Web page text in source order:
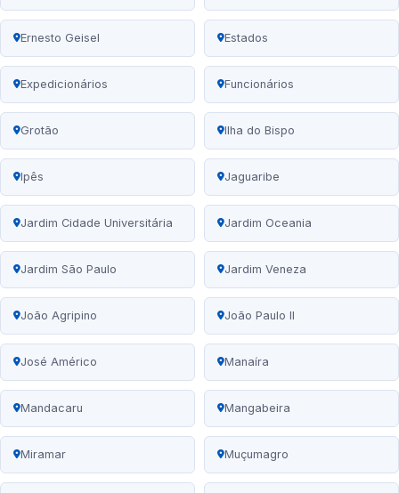
Ernesto Geisel Estados
Expedicionários Funcionários
Grotão Ilha do Bispo
Ipês Jaguaribe
Jardim Cidade Universitária Jardim Oceania
Jardim São Paulo Jardim Veneza
João Agripino João Paulo II
José Américo Manaíra
Mandacaru Mangabeira
Miramar Muçumagro